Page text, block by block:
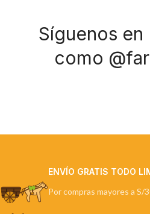
Síguenos en
como
ENVÍO GRATIS TODO
Por compras mayores a S/